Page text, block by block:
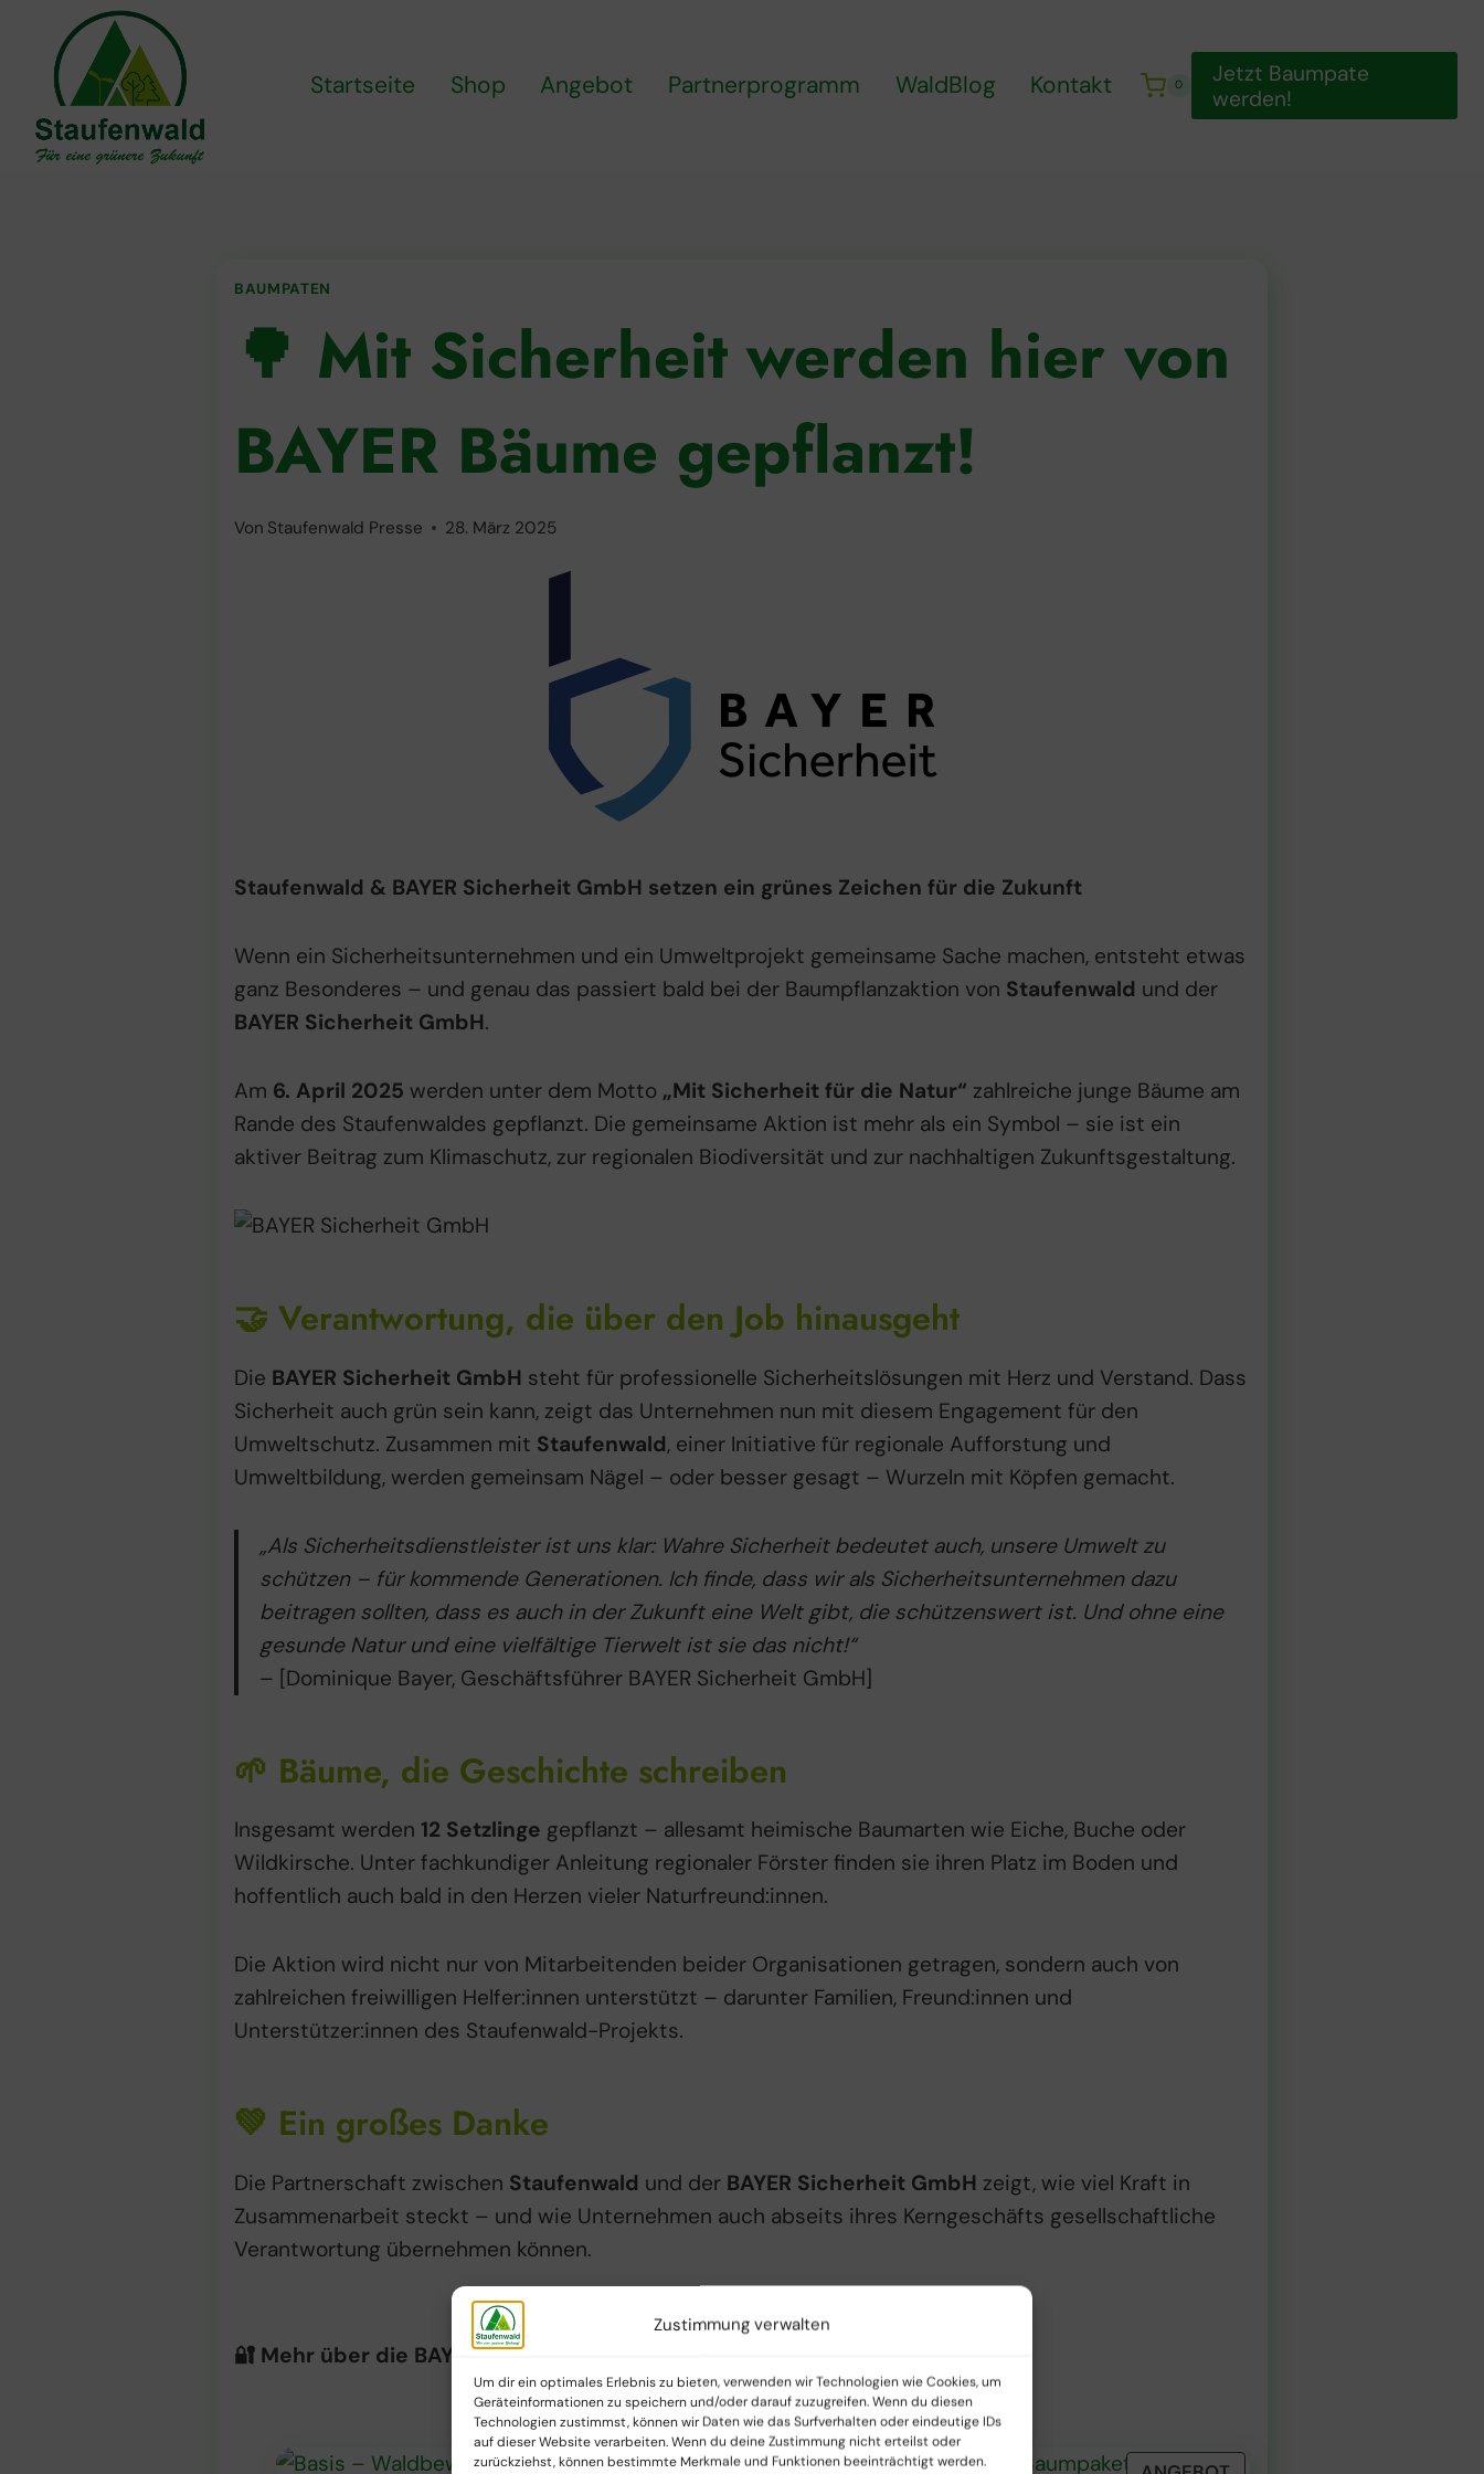
Zustimmung verwalten
Um dir ein optimales Erlebnis zu bieten, verwenden wir Technologien wie Cookies, um
Geräteinformationen zu speichern und/oder darauf zuzugreifen. Wenn du diesen
Technologien zustimmst, können wir Daten wie das Surfverhalten oder eindeutige IDs
auf dieser Website verarbeiten. Wenn du deine Zustimmung nicht erteilst oder
zurückziehst, können bestimmte Merkmale und Funktionen beeinträchtigt werden.
springen
Startseite Shop Angebot Partnerprogramm WaldBlog Kontakt 0
Jetzt Baumpate
werden!
BAUMPATEN
🌳 Mit Sicherheit werden hier von
BAYER Bäume gepflanzt!
Von Staufenwald Presse 28. März 2025
Staufenwald & BAYER Sicherheit GmbH setzen ein grünes Zeichen für die Zukunft
Wenn ein Sicherheitsunternehmen und ein Umweltprojekt gemeinsame Sache machen, entsteht etwas
ganz Besonderes – und genau das passiert bald bei der Baumpflanzaktion von Staufenwald und der
BAYER Sicherheit GmbH.
Am 6. April 2025 werden unter dem Motto „Mit Sicherheit für die Natur“ zahlreiche junge Bäume am
Rande des Staufenwaldes gepflanzt. Die gemeinsame Aktion ist mehr als ein Symbol – sie ist ein
aktiver Beitrag zum Klimaschutz, zur regionalen Biodiversität und zur nachhaltigen Zukunftsgestaltung.
🤝 Verantwortung, die über den Job hinausgeht
Die BAYER Sicherheit GmbH steht für professionelle Sicherheitslösungen mit Herz und Verstand. Dass
Sicherheit auch grün sein kann, zeigt das Unternehmen nun mit diesem Engagement für den
Umweltschutz. Zusammen mit Staufenwald, einer Initiative für regionale Aufforstung und
Umweltbildung, werden gemeinsam Nägel – oder besser gesagt – Wurzeln mit Köpfen gemacht.
„Als Sicherheitsdienstleister ist uns klar: Wahre Sicherheit bedeutet auch, unsere Umwelt zu
schützen – für kommende Generationen. Ich finde, dass wir als Sicherheitsunternehmen dazu
beitragen sollten, dass es auch in der Zukunft eine Welt gibt, die schützenswert ist. Und ohne eine
gesunde Natur und eine vielfältige Tierwelt ist sie das nicht!“
– [Dominique Bayer, Geschäftsführer BAYER Sicherheit GmbH]
🌱 Bäume, die Geschichte schreiben
Insgesamt werden 12 Setzlinge gepflanzt – allesamt heimische Baumarten wie Eiche, Buche oder
Wildkirsche. Unter fachkundiger Anleitung regionaler Förster finden sie ihren Platz im Boden und
hoffentlich auch bald in den Herzen vieler Naturfreund:innen.
Die Aktion wird nicht nur von Mitarbeitenden beider Organisationen getragen, sondern auch von
zahlreichen freiwilligen Helfer:innen unterstützt – darunter Familien, Freund:innen und
Unterstützer:innen des Staufenwald-Projekts.
💚 Ein großes Danke
Die Partnerschaft zwischen Staufenwald und der BAYER Sicherheit GmbH zeigt, wie viel Kraft in
Zusammenarbeit steckt – und wie Unternehmen auch abseits ihres Kerngeschäfts gesellschaftliche
Verantwortung übernehmen können.
🔐 Mehr über die BAYER Sicherheit GmbH:
Einsteigerpakete: